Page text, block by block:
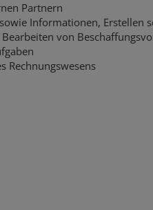
Partnern
Informationen, Erstellen
von
Rechnungswesens